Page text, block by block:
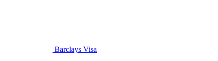
Barclays Visa